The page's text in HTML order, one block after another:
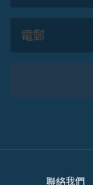
聯絡我們